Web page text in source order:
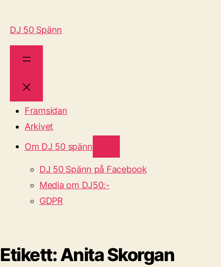
DJ 50 Spänn
Framsidan
Arkivet
Om DJ 50 spänn
DJ 50 Spänn på Facebook
Media om DJ50:-
GDPR
Etikett:Anita Skorgan